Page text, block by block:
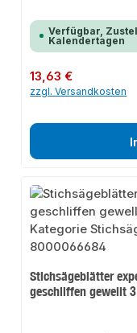
Verfügbar,
Kalendertagen
Regulärer Preis:
13,63 €
zzgl. Versandkosten
Stichsägeblätter
geschliffen gewellt